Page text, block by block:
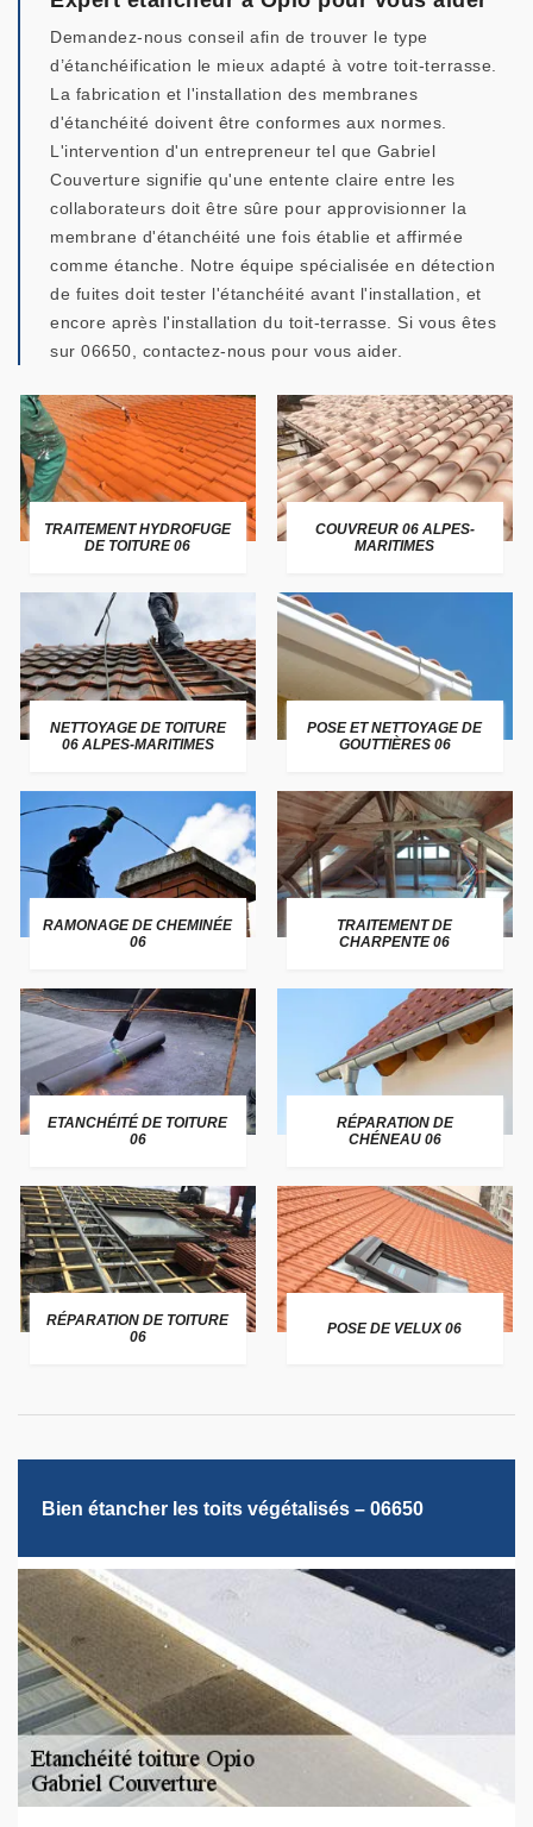
Demandez-nous conseil afin de trouver le type
d’étanchéification le mieux adapté à votre toit-terrasse.
La fabrication et l'installation des membranes
d'étanchéité doivent être conformes aux normes.
L'intervention d'un entrepreneur tel que Gabriel
Couverture signifie qu'une entente claire entre les
collaborateurs doit être sûre pour approvisionner la
membrane d'étanchéité une fois établie et affirmée
comme étanche. Notre équipe spécialisée en détection
de fuites doit tester l'étanchéité avant l'installation, et
encore après l'installation du toit-terrasse. Si vous êtes
sur 06650, contactez-nous pour vous aider.
TRAITEMENT HYDROFUGE
DE TOITURE 06
COUVREUR 06 ALPES-
MARITIMES
NETTOYAGE DE TOITURE
06 ALPES-MARITIMES
POSE ET NETTOYAGE DE
GOUTTIÈRES 06
RAMONAGE DE CHEMINÉE
06
TRAITEMENT DE
CHARPENTE 06
ETANCHÉITÉ DE TOITURE
06
RÉPARATION DE
CHÉNEAU 06
RÉPARATION DE TOITURE
06
POSE DE VELUX 06
Bien étancher les toits végétalisés – 06650